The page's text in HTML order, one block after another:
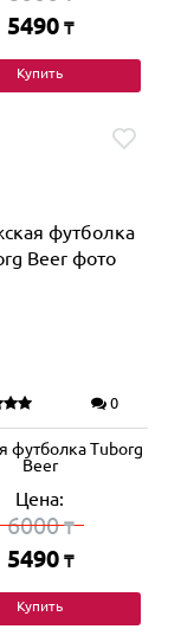
5490 ₸
Купить
0
футболка Tuborg
Beer
Цена:
6000₸
5490 ₸
Купить